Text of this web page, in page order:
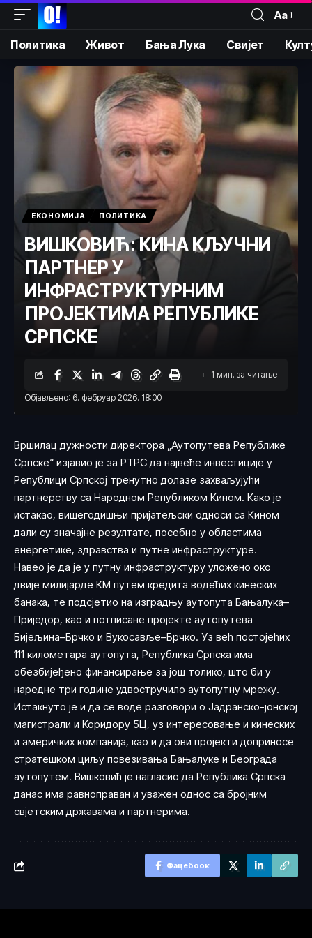
Аа
Политика Живот Бања Лука Свијет
ЕКОНОМИЈА ПОЛИТИКА
ВИШКОВИЋ: КИНА КЉУЧНИ
ПАРТНЕР У
ИНФРАСТРУКТУРНИМ
ПРОЈЕКТИМА РЕПУБЛИКЕ
СРПСКЕ
Објављено: 6. фебруар 2026. 18:00
1 мин. за читање
Вршилац дужности директора „Аутопутева Републике
Српске“ изјавио је за РТРС да највеће инвестиције у
Републици Српској тренутно долазе захваљујући
партнерству са Народном Републиком Кином. Како је
истакао, вишегодишњи пријатељски односи са Кином
дали су значајне резултате, посебно у областима
енергетике, здравства и путне инфраструктуре.
Навео је да је у путну инфраструктуру уложено око
двије милијарде КМ путем кредита водећих кинеских
банака, те подсјетио на изградњу аутопута Бањалука–
Приједор, као и потписане пројекте аутопутева
Бијељина–Брчко и Вукосавље–Брчко. Уз већ постојећих
111 километара аутопута, Република Српска има
обезбијеђено финансирање за још толико, што би у
наредне три године удвостручило аутопутну мрежу.
Истакнуто је и да се воде разговори о Јадранско-јонској
магистрали и Коридору 5Ц, уз интересовање и кинеских
и америчких компанија, као и да ови пројекти доприносе
стратешком циљу повезивања Бањалуке и Београда
аутопутем. Вишковић је нагласио да Република Српска
данас има равноправан и уважен однос са бројним
свјетским државама и партнерима.
Фацебоок